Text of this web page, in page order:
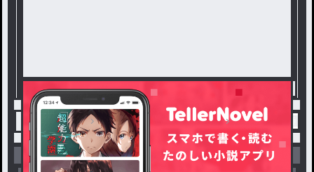
トップ 本編とは関係ありません CCGVS喰種 /